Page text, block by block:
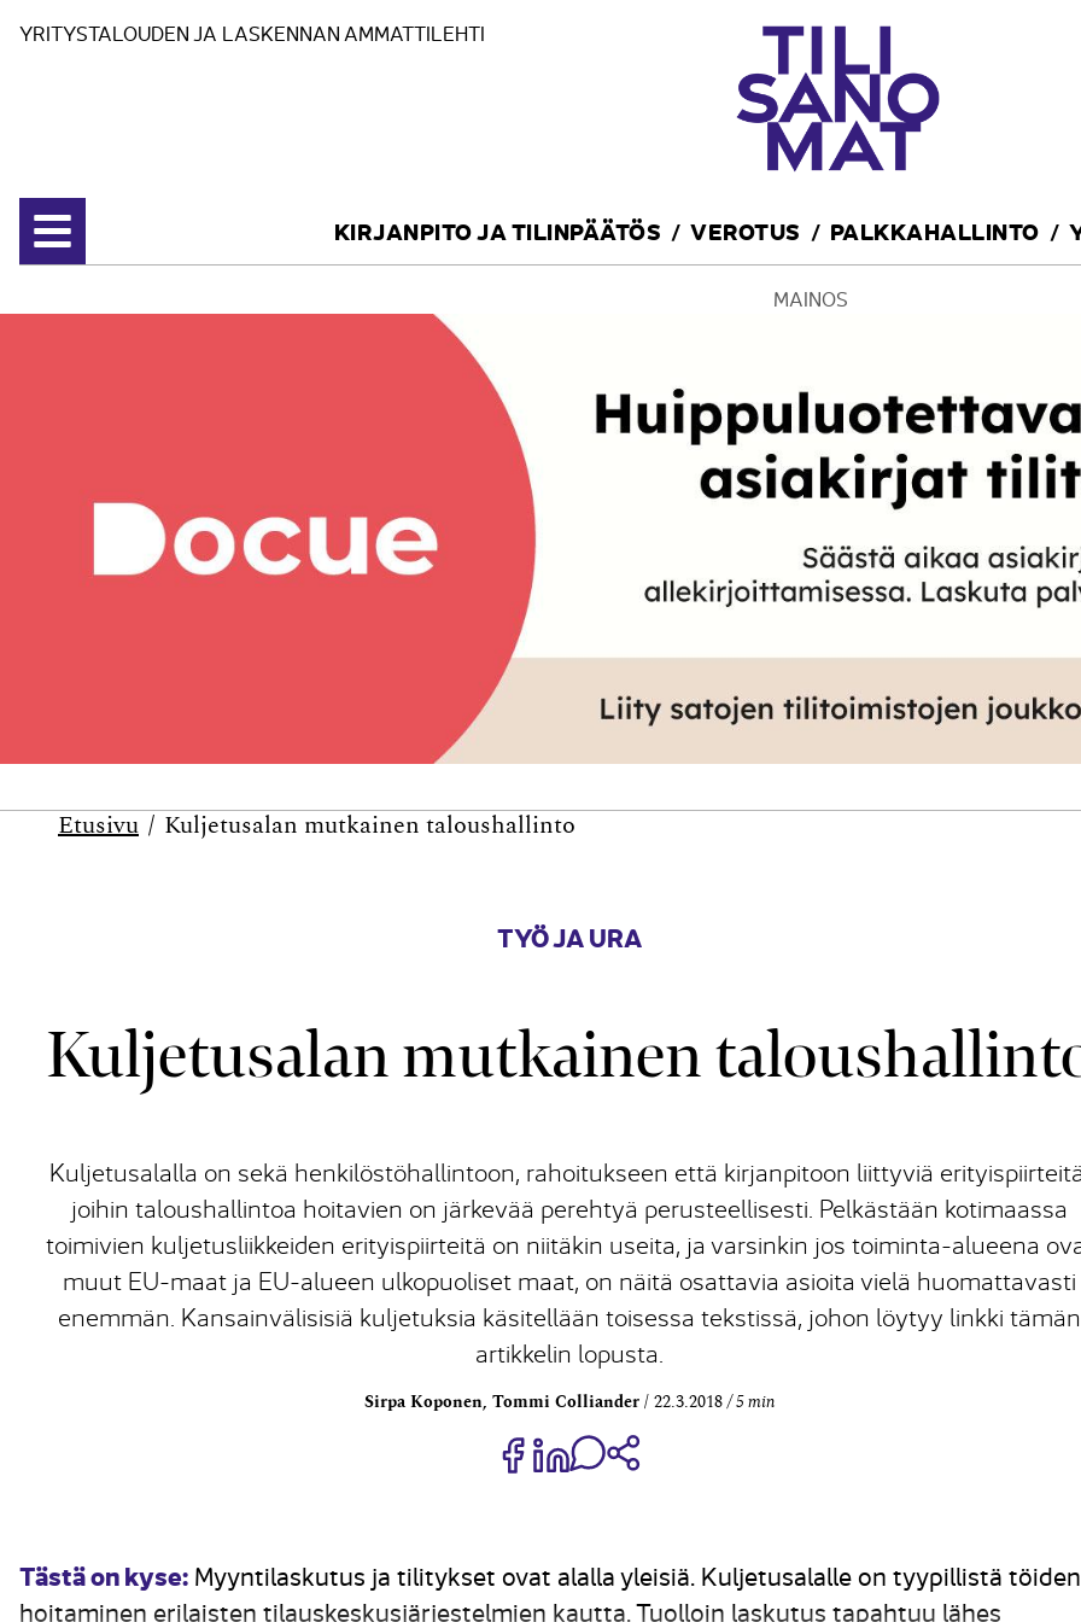
YRITYSTALOUDEN JA LASKENNAN AMMATTILEHTI
Avaa valikko
KIRJANPITO JA TILINPÄÄTÖS VEROTUS PALKKAHALLINTO
MAINOS
Etusivu Kuljetusalan mutkainen taloushallinto
TYÖ JA URA
Kuljetusalan mutkainen
Kuljetusalalla on sekä henkilöstöhallintoon, rahoitukseen että kirjanpitoon liittyviä
joihin taloushallintoa hoitavien on järkevää perehtyä perusteellisesti. Pelkästään kotimaassa
toimivien kuljetusliikkeiden erityispiirteitä on niitäkin useita, ja varsinkin jos toiminta-alueena
muut EU-maat ja EU-alueen ulkopuoliset maat, on näitä osattavia asioita vielä huomattavasti
enemmän. Kansainvälisisiä kuljetuksia käsitellään toisessa tekstissä, johon löytyy linkki tämän
artikkelin lopusta.
Sirpa Koponen, Tommi Colliander 22.3.2018 5 min
Jaa Share on Facebook
Jaa Share on LinkedIn
Jaa WhatsApp-viestinä
Tästä on kyse: Myyntilaskutus ja tilitykset ovat alalla yleisiä. Kuljetusalalle on tyypillistä töiden
hoitaminen erilaisten tilauskeskusjärjestelmien kautta. Tuolloin laskutus tapahtuu lähes